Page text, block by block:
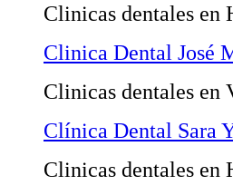
Clinicas dentales en
Clinica Dental José
Clinicas dentales
Clínica Dental Sara
Clinicas dentales en